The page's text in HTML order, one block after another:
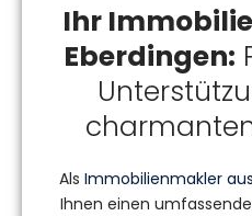
Ihr
Eberdingen:
Als Immobilienmakler
Ihnen einen